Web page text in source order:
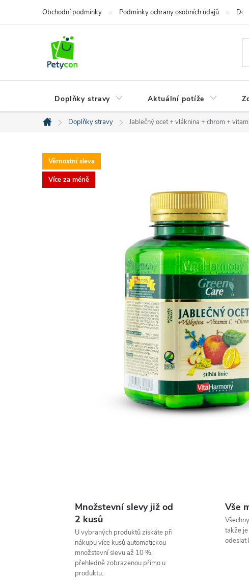
obsah
Obchodní podmínky Podmínky ochrany osobních údajů
Doplňky stravy Aktuální potíže
Domů
Doplňky stravy Jablečný ocet + vláknina + chrom +
Věrnostní sleva
Více za méně
Množstevní slevy již od
2 kusů
U vybraných produktů získáte při
nákupu více kusů automatickou
množstevní slevu až 10 %,
přehledně zobrazenou přímo u
produktu.
Vše
takže
odeslat